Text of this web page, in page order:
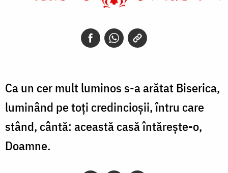
Ca un cer mult luminos s-a arătat Biserica,
luminând pe toţi credincioşii, întru care
stând, cântă: această casă întăreşte-o,
Doamne.